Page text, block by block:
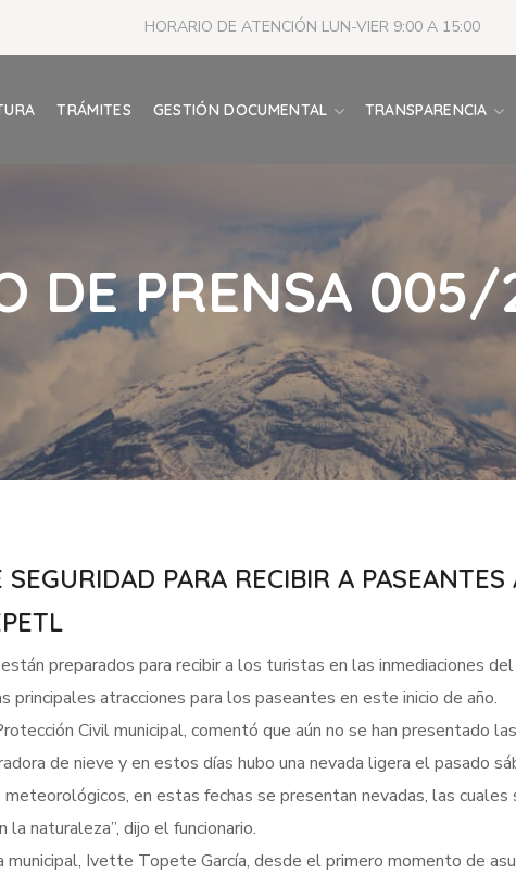
HORARIO DE ATENCIÓN LUN-VIER 9:00 A 15:00
TRÁMITES GESTIÓN DOCUMENTAL TRANSPARENCIA
DE PRENSA
PARA RECIBIR A
preparados para recibir a los turistas en las inmediaciones
principales atracciones para los paseantes en este inicio de año.
Civil municipal, comentó que aún no se han presentado
de nieve y en estos días hubo una nevada ligera el pasado
en estas fechas se presentan nevadas, las cuales
naturaleza”, dijo el funcionario.
municipal, Ivette Topete García, desde el primero momento de